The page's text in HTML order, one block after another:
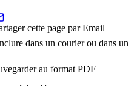
cette page par Email
dans un courier ou dans un
au format PDF